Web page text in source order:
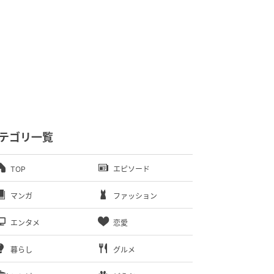
ゴリ一覧
TOP エピソード
マンガ ファッション
エンタメ 恋愛
暮らし グルメ